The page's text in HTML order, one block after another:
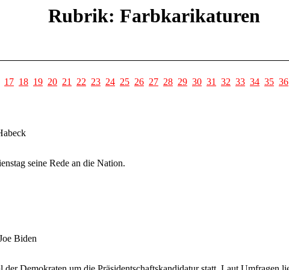
Rubrik: Farbkarikaturen
17 18 19 20 21 22 23 24 25 26 27 28 29 30 31 32 33 34 35 36
seine Rede an die Nation.
Biden